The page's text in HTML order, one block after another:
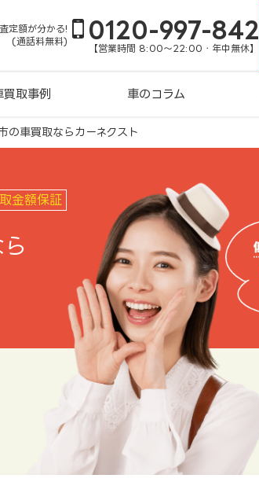
定額が分かる!
(通話料無料)
0120-997-842
【営業時間 8:00～22:00・年中無休】
買取事例 車のコラム
の車買取ならカーネクスト
金額保証